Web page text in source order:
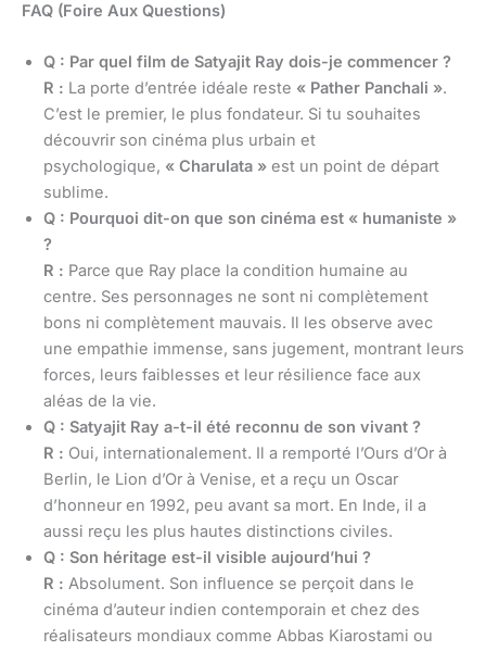
FAQ (Foire Aux Questions)
Q : Par quel film de Satyajit Ray dois-je commencer ?
R : La porte d’entrée idéale reste « Pather Panchali ».
C’est le premier, le plus fondateur. Si tu souhaites
découvrir son cinéma plus urbain et
psychologique, « Charulata » est un point de départ
sublime.
Q : Pourquoi dit-on que son cinéma est « humaniste »
?
R : Parce que Ray place la condition humaine au
centre. Ses personnages ne sont ni complètement
bons ni complètement mauvais. Il les observe avec
une empathie immense, sans jugement, montrant leurs
forces, leurs faiblesses et leur résilience face aux
aléas de la vie.
Q : Satyajit Ray a-t-il été reconnu de son vivant ?
R : Oui, internationalement. Il a remporté l’Ours d’Or à
Berlin, le Lion d’Or à Venise, et a reçu un Oscar
d’honneur en 1992, peu avant sa mort. En Inde, il a
aussi reçu les plus hautes distinctions civiles.
Q : Son héritage est-il visible aujourd’hui ?
R : Absolument. Son influence se perçoit dans le
cinéma d’auteur indien contemporain et chez des
réalisateurs mondiaux comme Abbas Kiarostami ou